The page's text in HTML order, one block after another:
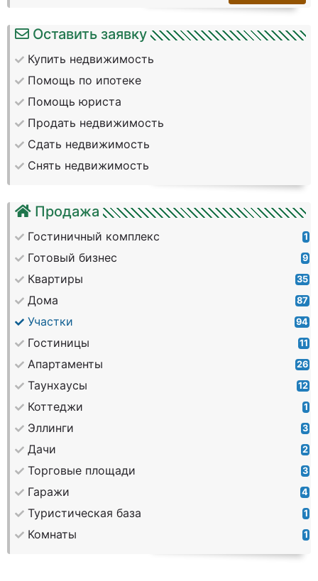
Оставить заявку
Купить недвижимость
Помощь по ипотеке
Помощь юриста
Продать недвижимость
Сдать недвижимость
Снять недвижимость
Продажа
Гостиничный комплекс 1
Готовый бизнес 9
Квартиры 35
Дома 87
Участки 94
Гостиницы 11
Апартаменты 26
Таунхаусы 12
Коттеджи 1
Эллинги 3
Дачи 2
Торговые площади 3
Гаражи 4
Туристическая база 1
Комнаты 1